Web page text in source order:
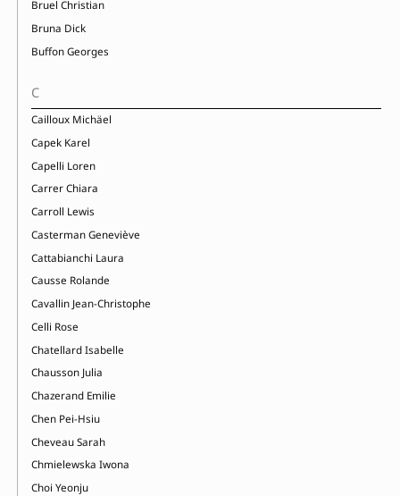
Bruel Christian
Bruna Dick
Buffon Georges
C
Cailloux Michäel
Capek Karel
Capelli Loren
Carrer Chiara
Carroll Lewis
Casterman Geneviève
Cattabianchi Laura
Causse Rolande
Cavallin Jean-Christophe
Celli Rose
Chatellard Isabelle
Chausson Julia
Chazerand Emilie
Chen Pei-Hsiu
Cheveau Sarah
Chmielewska Iwona
Choi Yeonju